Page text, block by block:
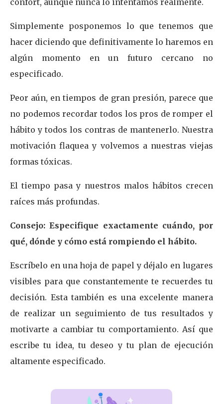
confort, aunque nunca lo intentamos realmente.
Simplemente posponemos lo que tenemos que
hacer diciendo que definitivamente lo haremos en
algún momento en un futuro cercano no
especificado.
Peor aún, en tiempos de gran presión, parece que
no podemos recordar todos los pros de romper el
hábito y todos los contras de mantenerlo. Nuestra
motivación flaquea y volvemos a nuestras viejas
formas tóxicas.
El tiempo pasa y nuestros malos hábitos crecen
raíces más profundas.
Consejo: Especifique exactamente cuándo, por
qué, dónde y cómo está rompiendo el hábito.
Escríbelo en una hoja de papel y déjalo en lugares
visibles para que constantemente te recuerdes tu
decisión. Esta también es una excelente manera
de realizar un seguimiento de tus resultados y
motivarte a cambiar tu comportamiento. Así que
escribe tu idea, tu deseo y tu plan de ejecución
altamente especificado.